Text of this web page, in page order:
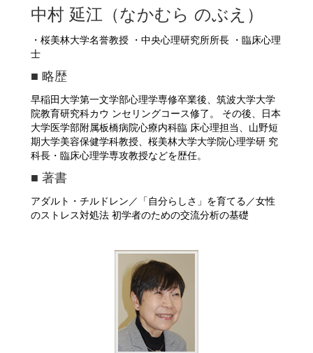
中村 延江（なかむら のぶえ）
・桜美林大学名誉教授 ・中央心理研究所所長 ・臨床心理
士
■ 略歴
早稲田大学第一文学部心理学専修卒業後、筑波大学大学
院教育研究科カウ ンセリングコース修了。 その後、日本
大学医学部附属板橋病院心療内科臨 床心理担当、山野短
期大学美容保健学科教授、桜美林大学大学院心理学研 究
科長・臨床心理学専攻教授などを歴任。
■ 著書
アダルト・チルドレン／「自分らしさ」を育てる／女性
のストレス対処法 初学者のための交流分析の基礎